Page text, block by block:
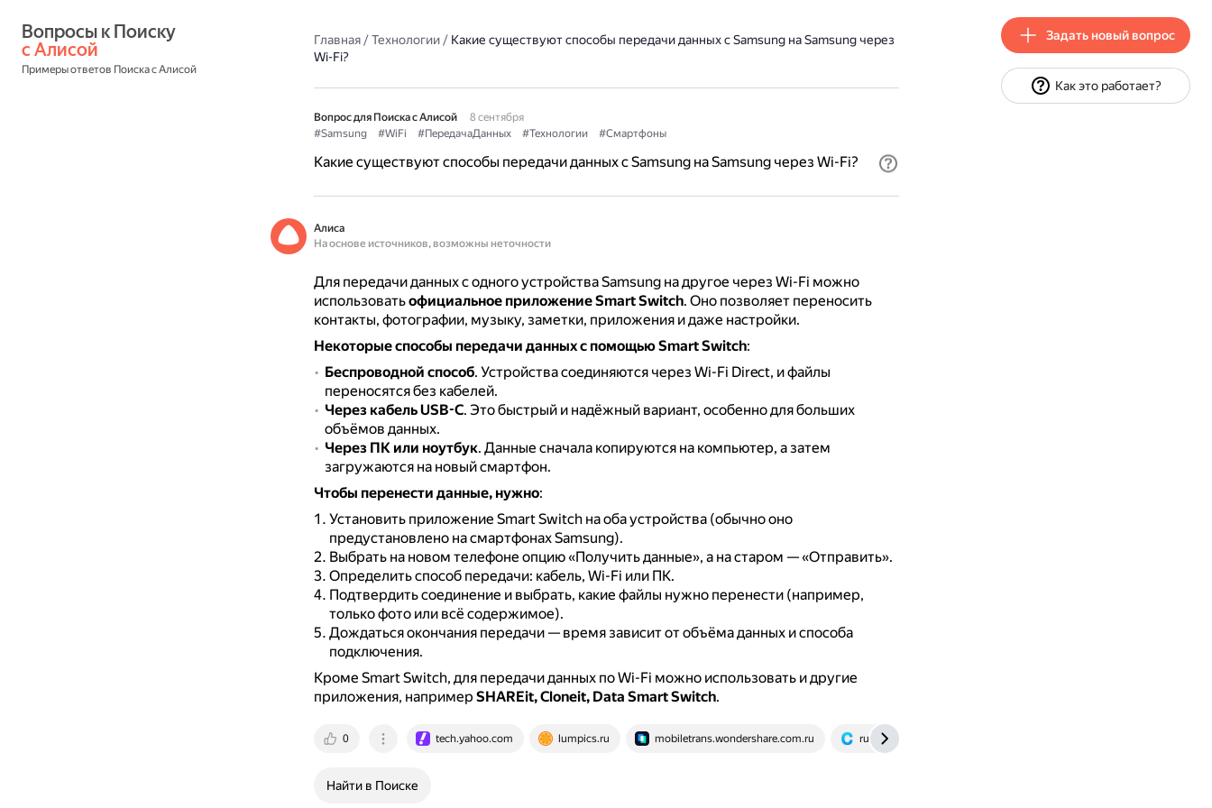
с Алисой
Примеры ответов Поиска с Алисой
Главная/Технологии/ Какие существуют способы передачи данных с Samsung на Samsung через
Wi-Fi?
Вопрос для Поиска с Алисой
8 сентября
#Samsung
#WiFi #ПередачаДанных #Технологии #Смартфоны
Какие существуют способы передачи данных с Samsung на Samsung через Wi-Fi?
Алиса
На основе источников, возможны неточности
Для передачи данных с одного устройства Samsung на другое через Wi-Fi можно
использоватьофициальное приложение Smart Switch. Оно позволяет переносить
контакты, фотографии, музыку, заметки, приложения и даже настройки.
Некоторые способы передачи данных с помощью Smart Switch:
Беспроводной способ. Устройства соединяются через Wi-Fi Direct, и файлы
переносятся без кабелей.
Через кабель USB-C. Это быстрый и надёжный вариант, особенно для больших
объёмов данных.
Через ПК или ноутбук. Данные сначала копируются на компьютер, а затем
загружаются на новый смартфон.
Чтобы перенести данные, нужно:
Установить приложение Smart Switch на оба устройства (обычно оно
предустановлено на смартфонах Samsung).
Выбрать на новом телефоне опцию «Получить данные», а на старом — «Отправить».
Определить способ передачи: кабель, Wi-Fi или ПК.
Подтвердить соединение и выбрать, какие файлы нужно перенести (например,
только фото или всё содержимое).
Дождаться окончания передачи — время зависит от объёма данных и способа
подключения.
Кроме Smart Switch, для передачи данных по Wi-Fi можно использовать и другие
приложения, например SHAREit, Cloneit, Data Smart Switch.
0 tech.yahoo.com lumpics.ru mobiletrans.wondershare.com.ru ru.coolmuster.com
Найти в Поиске
Задать новый вопрос
Как это работает?